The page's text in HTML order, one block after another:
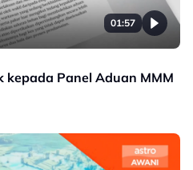
01:57
Panel Aduan MMM